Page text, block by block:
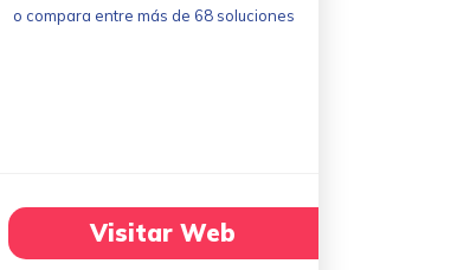
o compara entre más de 68 soluciones
Visitar Web